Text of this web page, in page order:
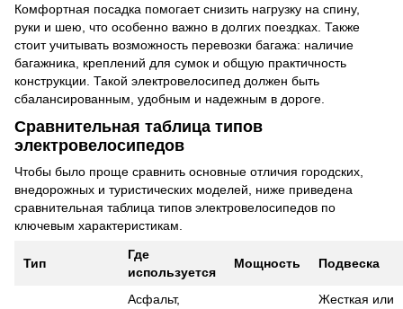
Комфортная посадка помогает снизить нагрузку на спину,
руки и шею, что особенно важно в долгих поездках. Также
стоит учитывать возможность перевозки багажа: наличие
багажника, креплений для сумок и общую практичность
конструкции. Такой электровелосипед должен быть
сбалансированным, удобным и надежным в дороге.
Сравнительная таблица типов
электровелосипедов
Чтобы было проще сравнить основные отличия городских,
внедорожных и туристических моделей, ниже приведена
сравнительная таблица типов электровелосипедов по
ключевым характеристикам.
Тип
Где
используется
Мощность Подвеска
Асфальт,
Жесткая или